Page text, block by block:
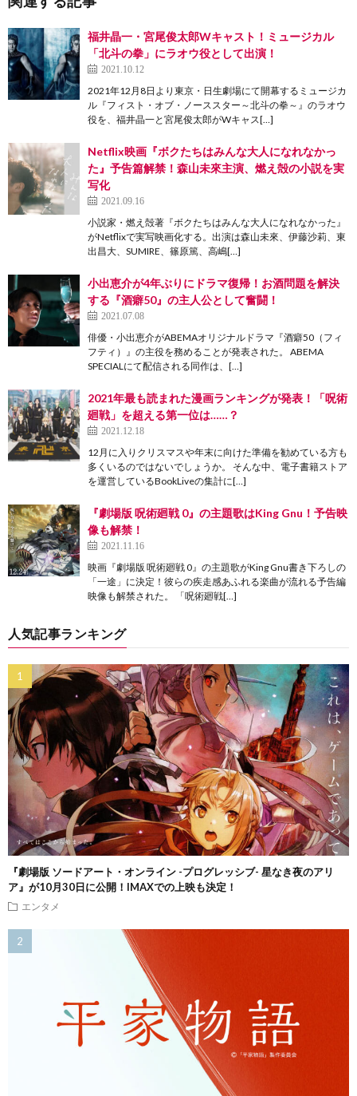
福井晶一・宮尾俊太郎Wキャスト！ミュージカル
「北斗の拳」にラオウ役として出演！
2021.10.12
2021年12月8日より東京・日生劇場にて開幕するミュージカ
ル『フィスト・オブ・ノーススター～北斗の拳～』のラオウ
役を、福井晶一と宮尾俊太郎がWキャス[…]
Netflix映画『ボクたちはみんな大人になれなかっ
た』予告篇解禁！森山未來主演、燃え殻の小説を実
写化
2021.09.16
小説家・燃え殻著『ボクたちはみんな大人になれなかった』
がNetflixで実写映画化する。出演は森山未來、伊藤沙莉、東
出昌大、SUMIRE、篠原篤、高嶋[…]
小出恵介が4年ぶりにドラマ復帰！お酒問題を解決
する『酒癖50』の主人公として奮闘！
2021.07.08
俳優・小出恵介がABEMAオリジナルドラマ『酒癖50（フィ
フティ）』の主役を務めることが発表された。 ABEMA
SPECIALにて配信される同作は、[…]
2021年最も読まれた漫画ランキングが発表！「呪術
廻戦」を超える第一位は……？
2021.12.18
12月に入りクリスマスや年末に向けた準備を勧めている方も
多くいるのではないでしょうか。 そんな中、電子書籍ストア
を運営しているBookLiveの集計に[…]
『劇場版 呪術廻戦 0』の主題歌はKing Gnu！予告映
像も解禁！
2021.11.16
映画『劇場版 呪術廻戦 0』の主題歌がKing Gnu書き下ろしの
「一途」に決定！彼らの疾走感あふれる楽曲が流れる予告編
映像も解禁された。 「呪術廻戦[…]
人気記事ランキング
『劇場版 ソードアート・オンライン -プログレッシブ- 星なき夜のアリ
ア』が10月30日に公開！IMAXでの上映も決定！
エンタメ